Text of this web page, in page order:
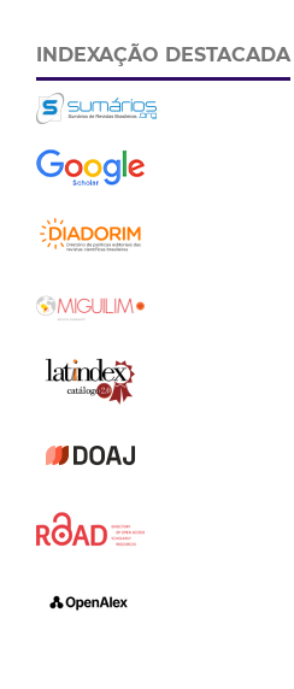
INDEXAÇÃO DESTACADA